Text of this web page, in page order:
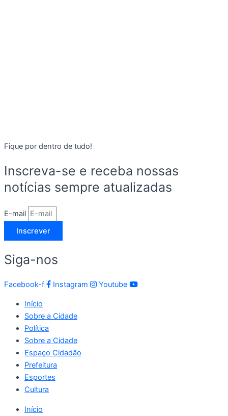
Fique por dentro de tudo!
Inscreva-se e receba nossas
notícias sempre atualizadas
E-mail
Inscrever
Siga-nos
Facebook-f Instagram Youtube
Início
Sobre a Cidade
Política
Sobre a Cidade
Espaço Cidadão
Prefeitura
Esportes
Cultura
Início